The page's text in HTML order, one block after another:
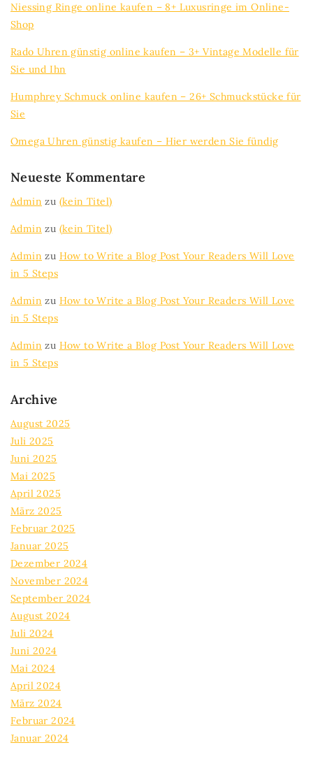
Niessing Ringe online kaufen – 8+ Luxusringe im Online-
Shop
Rado Uhren günstig online kaufen – 3+ Vintage Modelle für
Sie und Ihn
Humphrey Schmuck online kaufen – 26+ Schmuckstücke für
Sie
Omega Uhren günstig kaufen – Hier werden Sie fündig
Neueste Kommentare
Admin zu (kein Titel)
Admin zu (kein Titel)
Admin zu How to Write a Blog Post Your Readers Will Love
in 5 Steps
Admin zu How to Write a Blog Post Your Readers Will Love
in 5 Steps
Admin zu How to Write a Blog Post Your Readers Will Love
in 5 Steps
Archive
August 2025
Juli 2025
Juni 2025
Mai 2025
April 2025
März 2025
Februar 2025
Januar 2025
Dezember 2024
November 2024
September 2024
August 2024
Juli 2024
Juni 2024
Mai 2024
April 2024
März 2024
Februar 2024
Januar 2024